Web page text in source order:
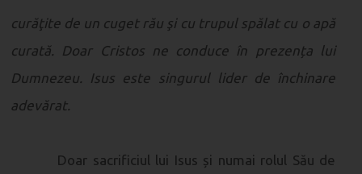
curăţite de un cuget rău şi cu trupul spălat cu o apă
curată.
Doar Cristos ne conduce în prezența lui
Dumnezeu. Isus este singurul lider de închinare
adevărat.
Doar sacrificiul lui Isus și numai rolul Său de